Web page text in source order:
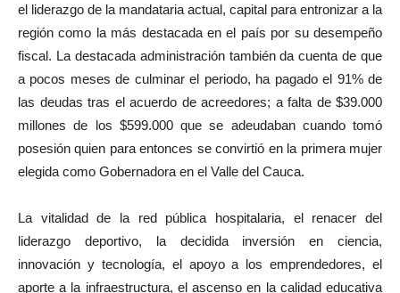
el liderazgo de la mandataria actual, capital para entronizar a la
región como la más destacada en el país por su desempeño
fiscal. La destacada administración también da cuenta de que
a pocos meses de culminar el periodo, ha pagado el 91% de
las deudas tras el acuerdo de acreedores; a falta de $39.000
millones de los $599.000 que se adeudaban cuando tomó
posesión quien para entonces se convirtió en la primera mujer
elegida como Gobernadora en el Valle del Cauca.
La vitalidad de la red pública hospitalaria, el renacer del
liderazgo deportivo, la decidida inversión en ciencia,
innovación y tecnología, el apoyo a los emprendedores, el
aporte a la infraestructura, el ascenso en la calidad educativa